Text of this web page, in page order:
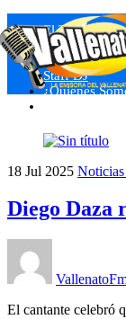
to
content
El Tendedero
Nuestros
Programas
Staff DJ
¿Quienes
18 Jul 2025
Diego Daza
El cantante celebró